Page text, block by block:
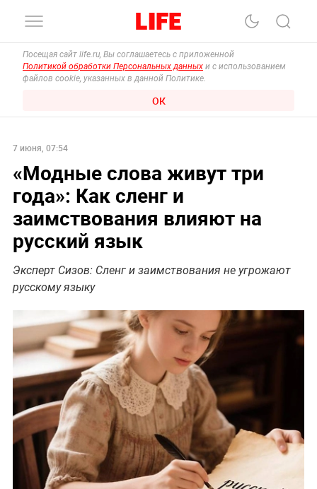
Посещая сайт life.ru, Вы соглашаетесь с приложенной
Политикой обработки Персональных данных и с использованием
файлов cookie, указанных в данной Политике.
ОК
7 июня, 07:54
«Модные слова живут три
года»: Как сленг и
заимствования влияют на
русский язык
Эксперт Сизов: Сленг и заимствования не угрожают
русскому языку